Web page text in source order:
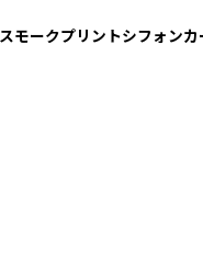
モークプリントシフォン